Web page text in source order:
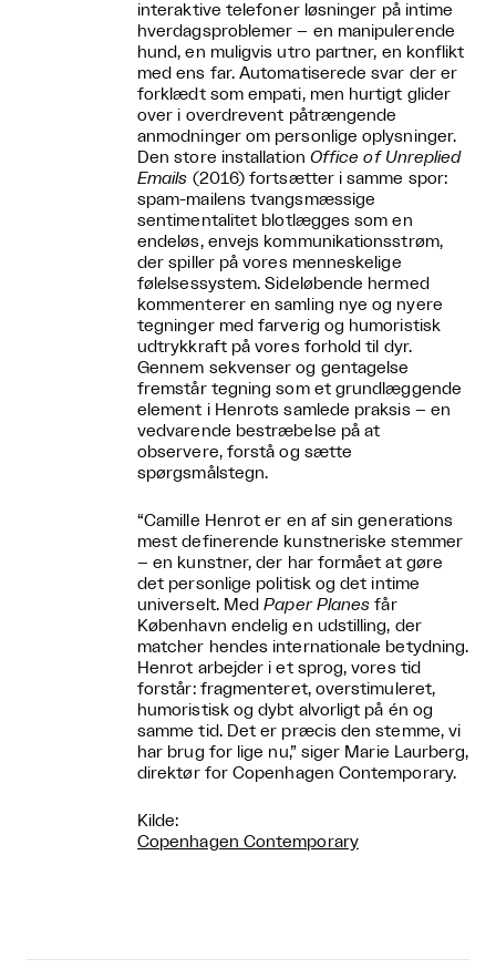
interaktive telefoner løsninger på intime
hverdagsproblemer – en manipulerende
hund, en muligvis utro partner, en konflikt
med ens far. Automatiserede svar der er
forklædt som empati, men hurtigt glider
over i overdrevent påtrængende
anmodninger om personlige oplysninger.
Den store installation Office of Unreplied
Emails (2016) fortsætter i samme spor:
spam-mailens tvangsmæssige
sentimentalitet blotlægges som en
endeløs, envejs kommunikationsstrøm,
der spiller på vores menneskelige
følelsessystem. Sideløbende hermed
kommenterer en samling nye og nyere
tegninger med farverig og humoristisk
udtrykkraft på vores forhold til dyr.
Gennem sekvenser og gentagelse
fremstår tegning som et grundlæggende
element i Henrots samlede praksis – en
vedvarende bestræbelse på at
observere, forstå og sætte
spørgsmålstegn.
“Camille Henrot er en af sin generations
mest definerende kunstneriske stemmer
– en kunstner, der har formået at gøre
det personlige politisk og det intime
universelt. MedPaper Planesfår
København endelig en udstilling, der
matcher hendes internationale betydning.
Henrot arbejder i et sprog, vores tid
forstår: fragmenteret, overstimuleret,
humoristisk og dybt alvorligt på én og
samme tid. Det er præcis den stemme, vi
har brug for lige nu,” siger Marie Laurberg,
direktør for Copenhagen Contemporary.
Kilde:
Copenhagen Contemporary